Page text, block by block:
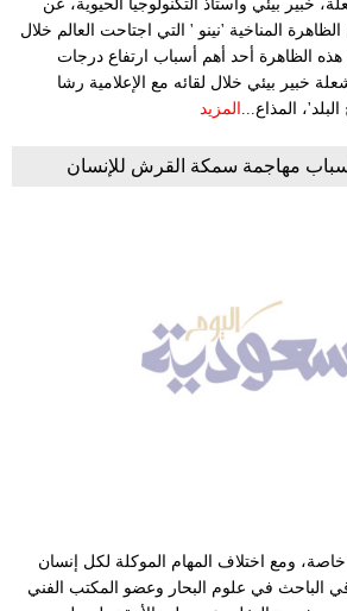
خبير بيئي وأستاذ التكنولوجيا الحيوية، عن
الظاهرة المناخية 'نينو ' التي اجتاحت العالم خلال
هذه الظاهرة أحد أهم أسباب ارتفاع درجات
خبير بيئي خلال لقائه مع الإعلامية رشا
المذاع... المزيد
مهاجمة سمكة القرش للإنسان
ومع اختلاف المهام الموكلة لكل إنسان
الباحث في علوم البحار وعضو المكتب الفني